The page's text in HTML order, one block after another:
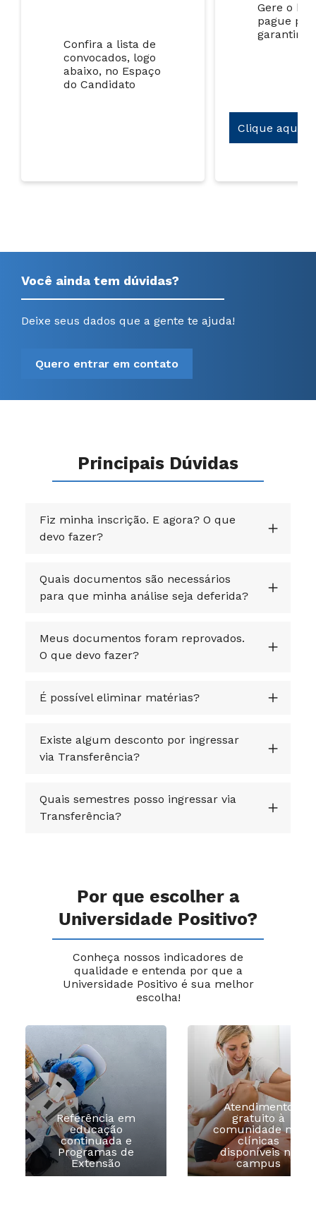
Confira a lista de
convocados, logo
abaixo, no Espaço
do Candidato
Gere o
pague
garantir
Clique aqui
Você ainda tem dúvidas?
Deixe seus dados que a gente te ajuda!
Quero entrar em contato
Principais Dúvidas
Fiz minha inscrição. E agora? O que
devo fazer?
Quais documentos são necessários
para que minha análise seja deferida?
Meus documentos foram reprovados.
O que devo fazer?
É possível eliminar matérias?
Existe algum desconto por ingressar
via Transferência?
Quais semestres posso ingressar via
Transferência?
Por que escolher a
Universidade Positivo?
Conheça nossos indicadores de
qualidade e entenda por que a
Universidade Positivo é sua melhor
escolha!
Referência em
educação
continuada e
Programas de
Extensão
Atendimento
gratuito à
comunidade nas
clínicas
disponíveis no
campus